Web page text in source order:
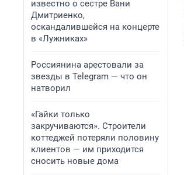
известно о сестре Вани
Дмитриенко,
оскандалившейся на концерте
в «Лужниках»
Россиянина арестовали за
звезды в Telegram — что он
натворил
«Гайки только
закручиваются». Строители
коттеджей потеряли половину
клиентов — им приходится
сносить новые дома